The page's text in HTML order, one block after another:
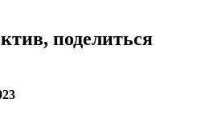
поделиться